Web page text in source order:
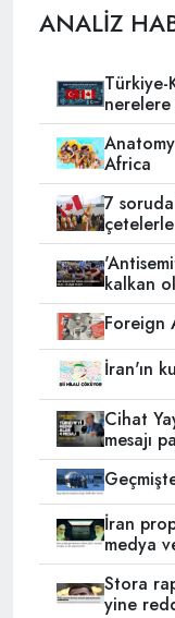
ANALİZ
Türkiye-
Africa
7
çetelerle
kalkan
Foreign
İran'ın
Cihat
mesajı
İran
medya
Stora
yine